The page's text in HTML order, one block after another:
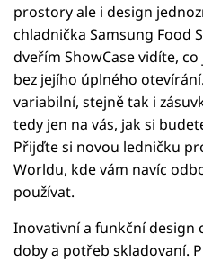
prostory ale i design
chladnička Samsung Food
dveřím ShowCase vidíte,
bez jejího úplného
variabilní, stejně tak i
tedy jen na vás, jak si
Přijďte si novou ledničku
Worldu, kde vám navíc
používat.
Inovativní a funkční
doby a potřeb skladovaní.